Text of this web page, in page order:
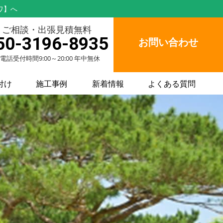
】へ
ご相談・出張見積無料
3196-8935
話受付時間9:00～20:00 年中無休
お問い合わせ
け 施工事例 新着情報 よくある質問